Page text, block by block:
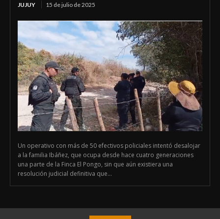
JUJUY 15 de julio de 2025
Un operativo con más de 50 efectivos policiales intentó desalojar
a la familia Ibáñez, que ocupa desde hace cuatro generaciones
una parte de la Finca El Pongo, sin que aún existiera una
resolución judicial definitiva que...